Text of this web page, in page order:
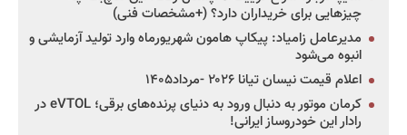
چیزهایی برای خریداران دارد؟ (+مشخصات فنی)
مدیرعامل زامیاد: پیکاپ هامون شهریورماه وارد تولید آزمایشی و
انبوه می‌شود
اعلام قیمت نیسان تیانا ۲۰۲۶ -مرداد۱۴۰۵
کرمان موتور به دنبال ورود به دنیای پرنده‌های برقی؛ eVTOL در
رادار این خودروساز ایرانی!